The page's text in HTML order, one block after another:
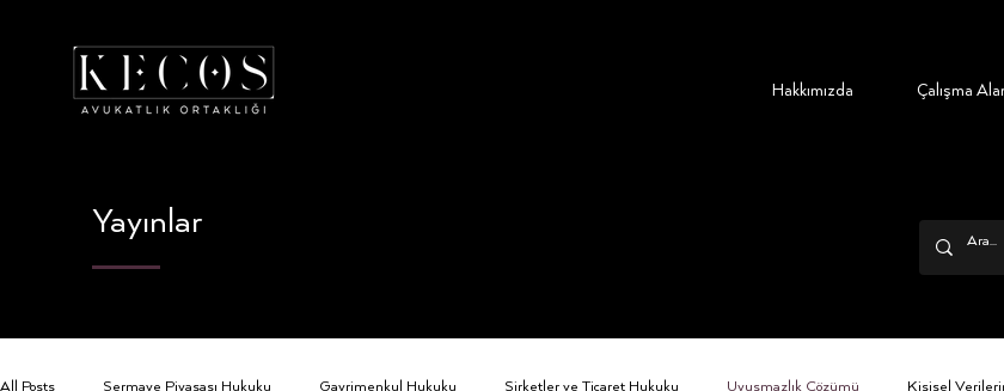
Hakkımızda Çalışma
Yayınlar
All Posts Sermaye Piyasası Hukuku Gayrimenkul Hukuku Şirketler ve Ticaret Hukuku Uyuşmazlık Çözümü Kişisel